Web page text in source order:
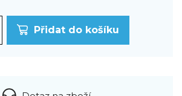
Přidat do košíku